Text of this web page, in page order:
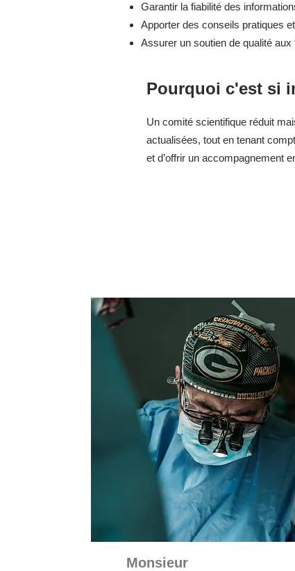
Garantir la fiabilité des
Apporter des conseils pratiques
Assurer un soutien de qualité
Pourquoi c'est si
Un comité scientifique réduit
actualisées, tout en tenant
et d’offrir un accompagnement
Monsieur